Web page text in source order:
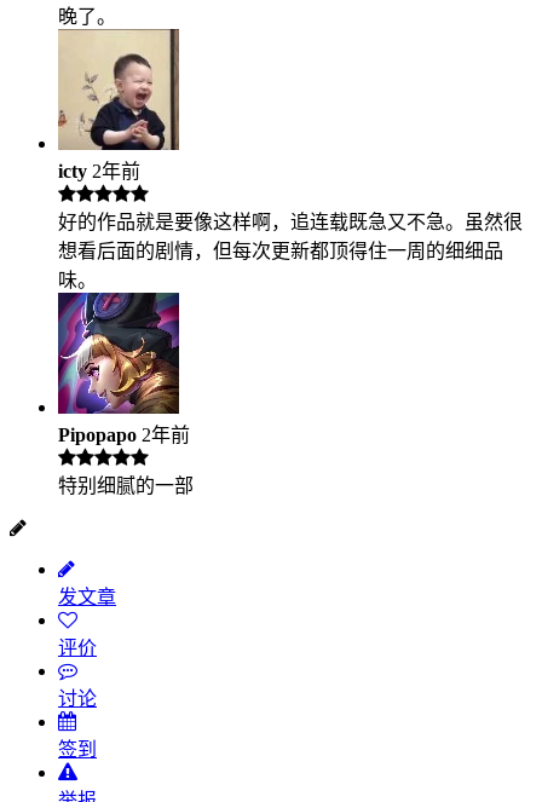
晚了。
icty 2年前
好的作品就是要像这样啊，追连载既急又不急。虽然很
想看后面的剧情，但每次更新都顶得住一周的细细品
味。
Pipopapo 2年前
特别细腻的一部
发文章
评价
讨论
签到